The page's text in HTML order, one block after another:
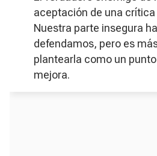
aceptación de una crítica
Nuestra parte insegura
defendamos, pero es
plantearla como un
mejora.